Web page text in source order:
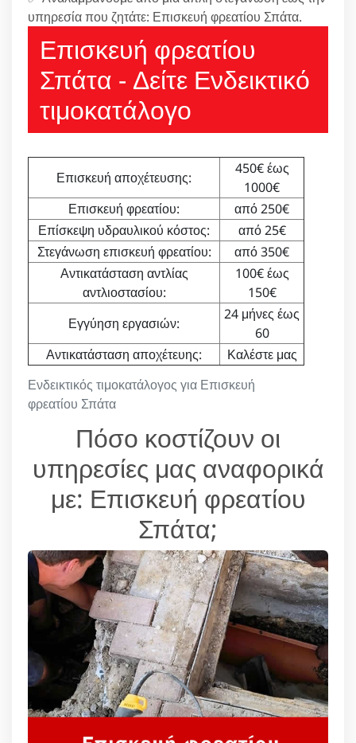
υπηρεσία που ζητάτε: Επισκευή φρεατίου Σπάτα.
Επισκευή φρεατίου
Σπάτα - Δείτε Ενδεικτικό
τιμοκατάλογο
Ενδεικτικός τιμοκατάλογος για Επισκευή
φρεατίου Σπάτα
Επισκευή αποχέτευσης:
450€ έως
1000€
Επισκευή φρεατίου:
από 250€
Επίσκεψη υδραυλικού κόστος:
από 25€
Στεγάνωση επισκευή φρεατίου:
από 350€
Αντικατάσταση αντλίας
αντλιοστασίου:
100€ έως
150€
Εγγύηση εργασιών:
24 μήνες έως
60
Αντικατάσταση αποχέτευης:
Καλέστε μας
Πόσο κοστίζουν οι
υπηρεσίες μας αναφορικά
με: Επισκευή φρεατίου
Σπάτα;